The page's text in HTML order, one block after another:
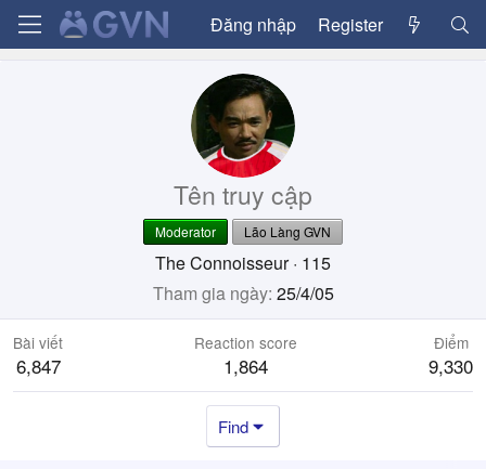
Đăng nhập Register
Tên truy cập
Moderator Lão Làng GVN
The Connoisseur · 115
Tham gia ngày 25/4/05
Bài viết
6,847
Reaction score
1,864
Điểm
9,330
Find